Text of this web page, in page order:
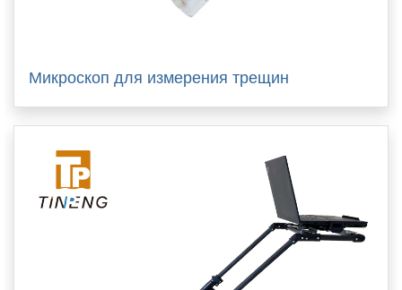
Микроскоп для измерения трещин